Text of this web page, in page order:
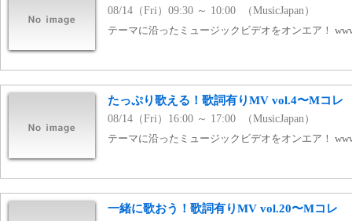
08/14（Fri）09:30 ～ 10:00 （MusicJapan）
テーマに沿ったミュージックビデオをオンエア！
たっぷり歌える！歌詞有りMV vol.4〜Mコレ
08/14（Fri）16:00 ～ 17:00 （MusicJapan）
テーマに沿ったミュージックビデオをオンエア！
一緒に歌おう！歌詞有りMV vol.20〜Mコレ